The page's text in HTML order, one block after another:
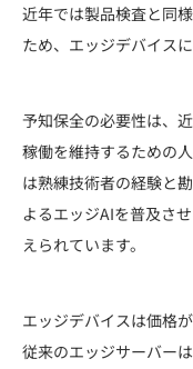
近年では製品検査と同
ため、エッジデバイス
予知保全の必要性は、
稼働を維持するための
は熟練技術者の経験と
よるエッジAIを普及さ
えられています。
エッジデバイスは価格
従来のエッジサーバー